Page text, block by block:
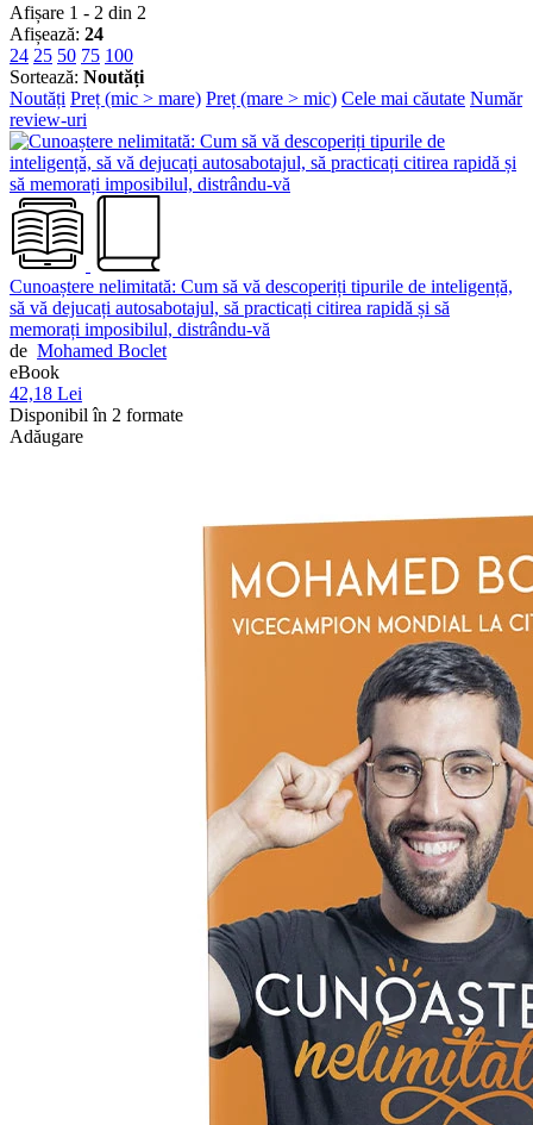
Afișare 1 - 2 din 2
Afișează: 24
24 25 50 75 100
Sortează: Noutăți
Noutăți Preț (mic > mare) Preț (mare > mic) Cele mai căutate Număr
review-uri
Cunoaștere nelimitată: Cum să vă descoperiți tipurile de inteligență,
să vă dejucați autosabotajul, să practicați citirea rapidă și să
memorați imposibilul, distrându-vă
de Mohamed Boclet
eBook
42,18 Lei
Disponibil în 2 formate
Adăugare